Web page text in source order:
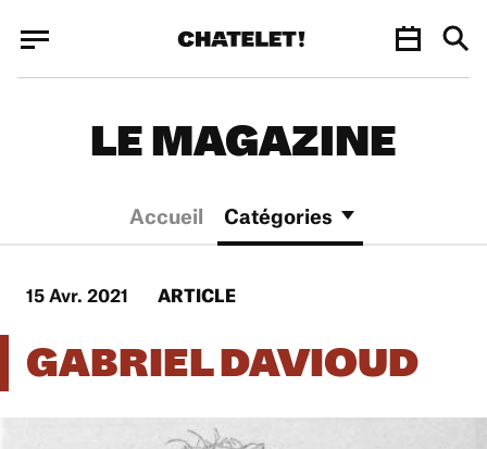
LE MAGAZINE
Accueil Catégories
15 Avr. 2021 ARTICLE
GABRIEL DAVIOUD